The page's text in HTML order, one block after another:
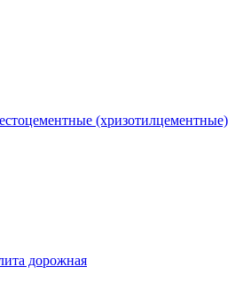
(хризотилцементные)
дорожная